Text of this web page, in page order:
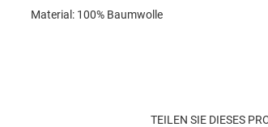
Material: 100% Baumwolle
TEILEN SIE DIESES